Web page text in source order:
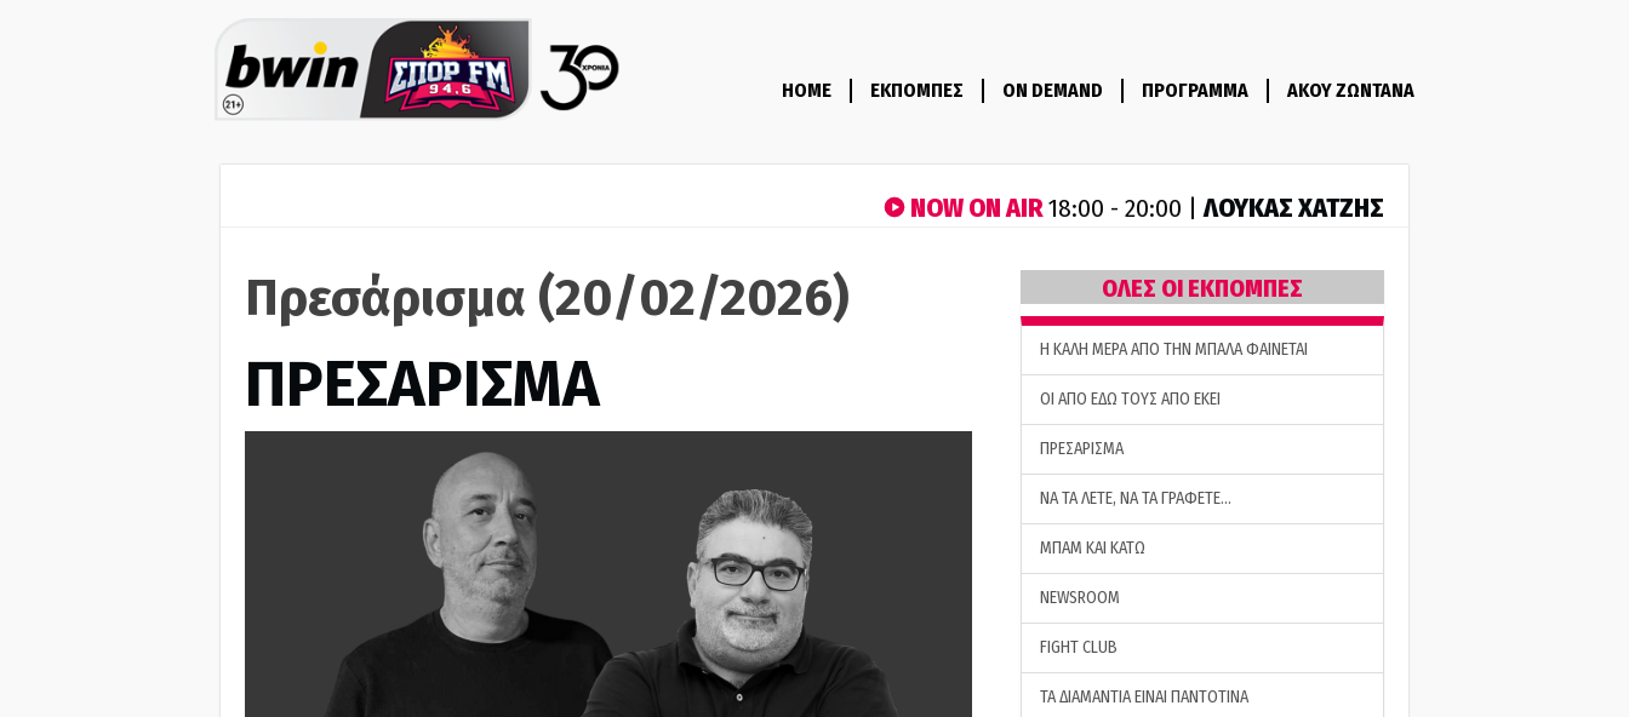
HOME ΕΚΠΟΜΠΕΣ ON DEMAND ΠΡΟΓΡΑΜΜΑ ΑΚΟΥ ΖΩΝΤΑΝΑ
NOW ON AIR18:00 - 20:00 |ΛΟΥΚΑΣ ΧΑΤΖΗΣ
Πρεσάρισμα (20/02/2026)
ΠΡΕΣΑΡΙΣΜΑ
ΟΛΕΣ ΟΙ ΕΚΠΟΜΠΕΣ
H ΚΑΛΗ ΜΕΡΑ ΑΠΟ ΤΗΝ ΜΠΑΛΑ ΦΑΙΝΕΤΑΙ
ΟΙ ΑΠΟ ΕΔΩ ΤΟΥΣ ΑΠΟ ΕΚΕΙ
ΠΡΕΣΑΡΙΣΜΑ
ΝΑ ΤΑ ΛΕΤΕ, ΝΑ ΤΑ ΓΡΑΦΕΤΕ…
ΜΠΑΜ ΚΑΙ ΚΑΤΩ
NEWSROOM
FIGHT CLUB
ΤΑ ΔΙΑΜΑΝΤΙΑ ΕΙΝΑΙ ΠΑΝΤΟΤΙΝΑ